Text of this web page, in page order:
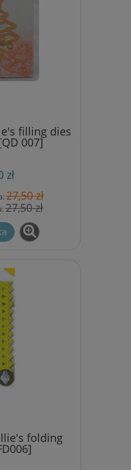
filling dies
007]
zł
27,50 zł
27,50 zł
folding